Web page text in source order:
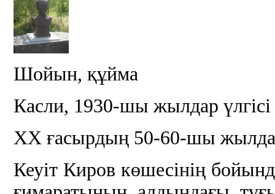
Шойын, құйма
Касли, 1930-шы жылдар
ХХ ғасырдың 50-60-шы
Кеуіт Киров көшесінің